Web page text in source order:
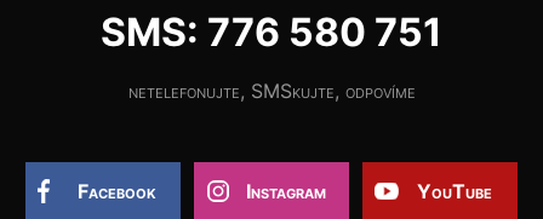
SMS: 776 580 751
netelefonujte, SMSkujte, odpovíme
Facebook Instagram YouTube